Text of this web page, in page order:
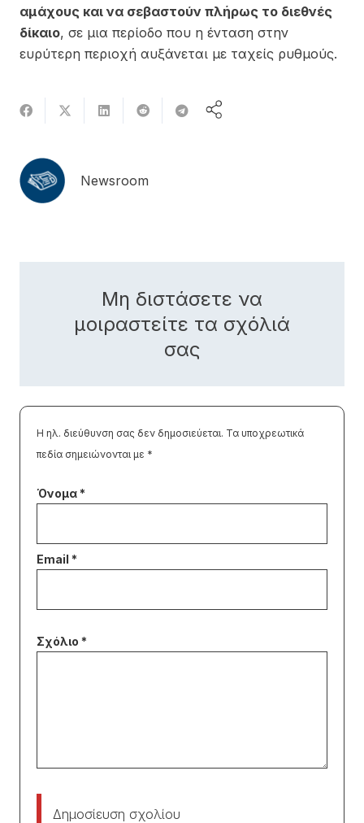
αμάχους και να σεβαστούν πλήρως το διεθνές
δίκαιο, σε μια περίοδο που η ένταση στην
ευρύτερη περιοχή αυξάνεται με ταχείς ρυθμούς.
Newsroom
Μη διστάσετε να
μοιραστείτε τα σχόλιά
σας
Η ηλ. διεύθυνση σας δεν δημοσιεύεται. Τα υποχρεωτικά
πεδία σημειώνονται με *
Δημοσίευση σχολίου